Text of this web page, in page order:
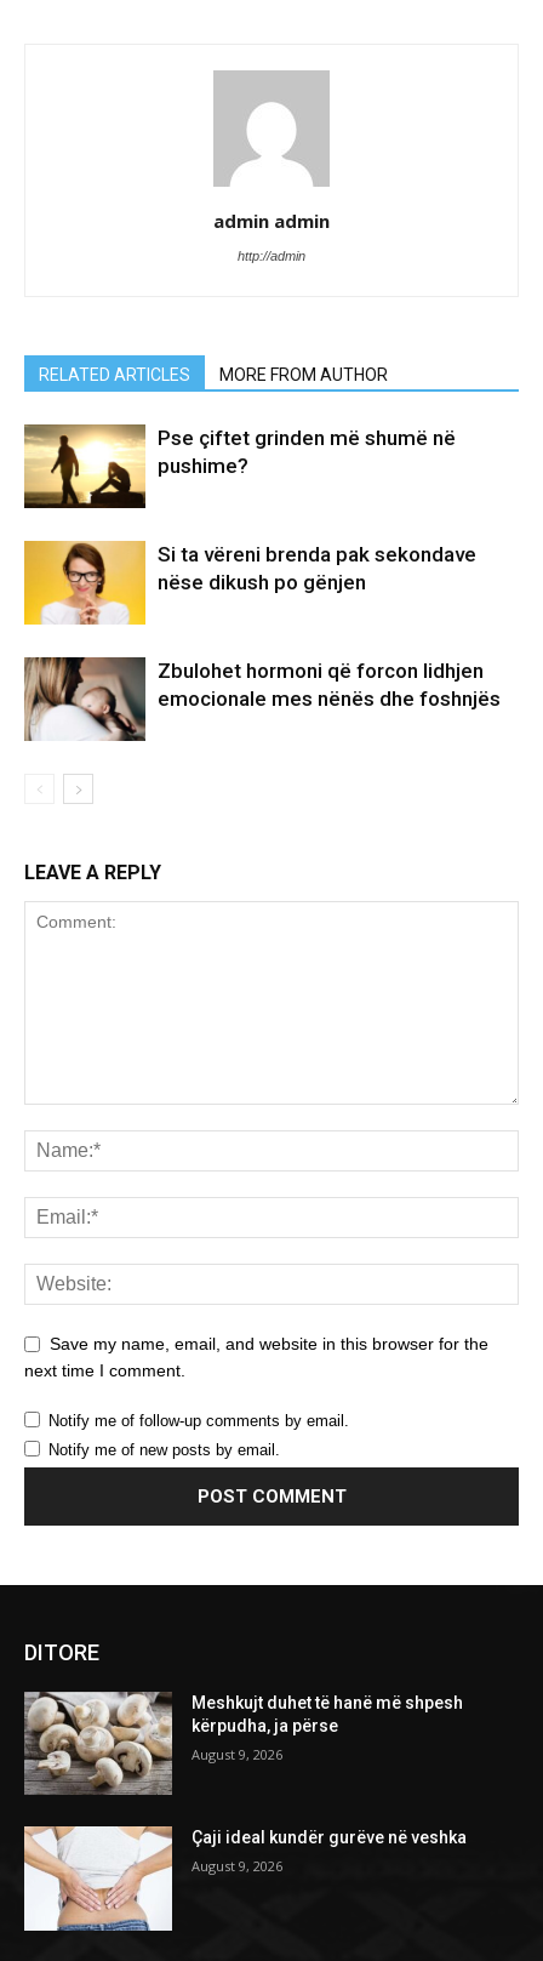
admin admin
http://admin
RELATED ARTICLES MORE FROM AUTHOR
Pse çiftet grinden më shumë në
pushime?
Si ta vëreni brenda pak sekondave
nëse dikush po gënjen
Zbulohet hormoni që forcon lidhjen
emocionale mes nënës dhe foshnjës
LEAVE A REPLY
Save my name, email, and website in this browser for the
next time I comment.
Notify me of follow-up comments by email.
Notify me of new posts by email.
DITORE
Meshkujt duhet të hanë më shpesh
kërpudha, ja përse
August 9, 2026
Çaji ideal kundër gurëve në veshka
August 9, 2026